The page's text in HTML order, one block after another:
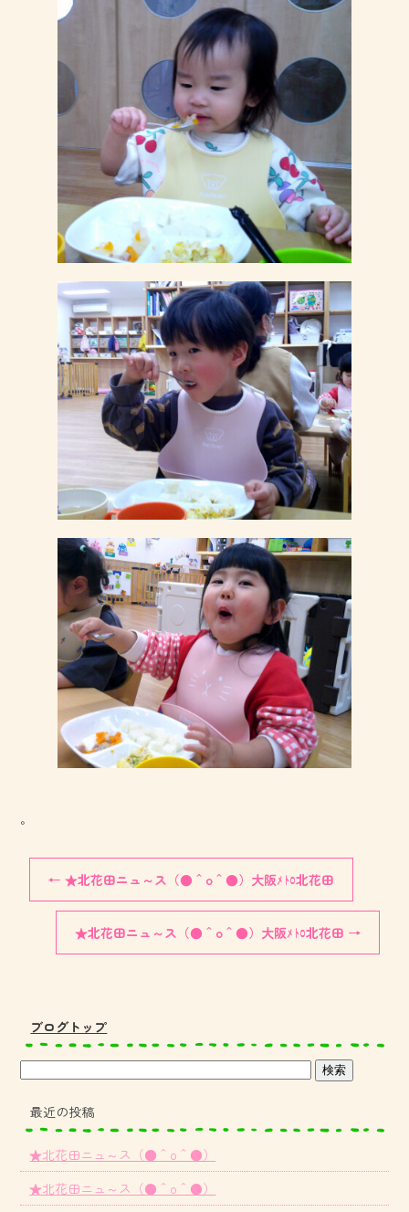
。
← ★北花田ニュ～ス（●＾o＾●）大阪ﾒﾄﾛ北花田
★北花田ニュ～ス（●＾o＾●）大阪ﾒﾄﾛ北花田 →
ブログトップ
最近の投稿
★北花田ニュ～ス（●＾o＾●）
★北花田ニュ～ス（●＾o＾●）